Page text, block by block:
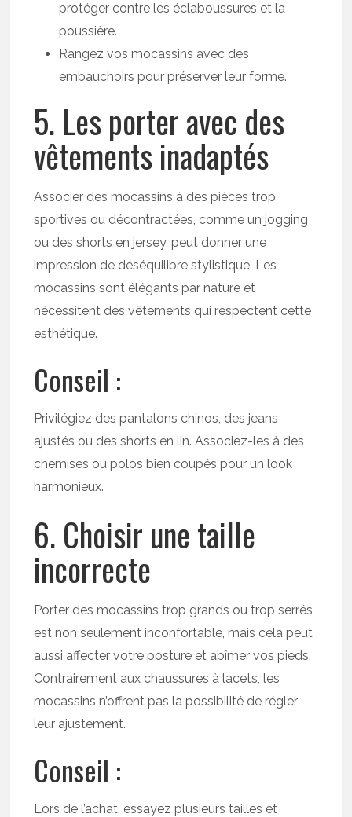
protéger contre les éclaboussures et la
poussière.
Rangez vos mocassins avec des
embauchoirs pour préserver leur forme.
5. Les porter avec des
vêtements inadaptés
Associer des mocassins à des pièces trop
sportives ou décontractées, comme un jogging
ou des shorts en jersey, peut donner une
impression de déséquilibre stylistique. Les
mocassins sont élégants par nature et
nécessitent des vêtements qui respectent cette
esthétique.
Conseil :
Privilégiez des pantalons chinos, des jeans
ajustés ou des shorts en lin. Associez-les à des
chemises ou polos bien coupés pour un look
harmonieux.
6. Choisir une taille
incorrecte
Porter des mocassins trop grands ou trop serrés
est non seulement inconfortable, mais cela peut
aussi affecter votre posture et abîmer vos pieds.
Contrairement aux chaussures à lacets, les
mocassins n’offrent pas la possibilité de régler
leur ajustement.
Conseil :
Lors de l’achat, essayez plusieurs tailles et